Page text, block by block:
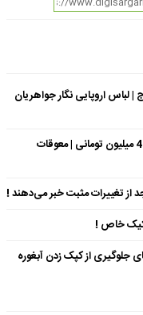
اروپایی نگار جواهریان
بازنشستگان تامین اجتماعی چشم انتظار معوقات 4 میلیون تومانی | معوقات
کیک خاص !
جلوگیری از کپک زدن آبغوره